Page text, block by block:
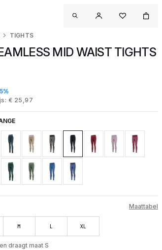
TIGHTS
MID WAIST TIGHTS
€ 25,97
Maattabel
M L XL
draagt maat S